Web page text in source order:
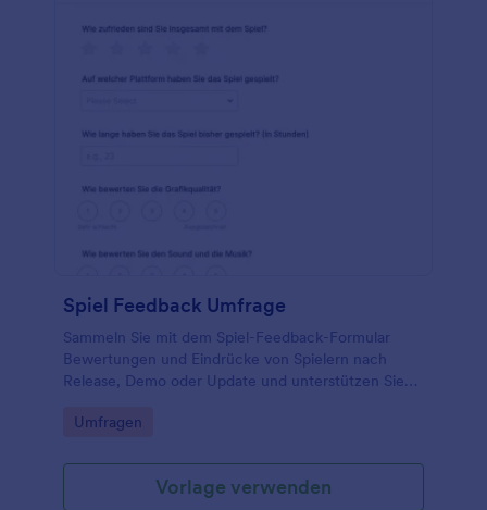
Spiel Feedback Umfrage
Sammeln Sie mit dem Spiel-Feedback-Formular
Bewertungen und Eindrücke von Spielern nach
Release, Demo oder Update und unterstützen Sie
Entscheidungen datenbasiert zu treffen.
Go to Category:
Umfragen
Vorlage verwenden